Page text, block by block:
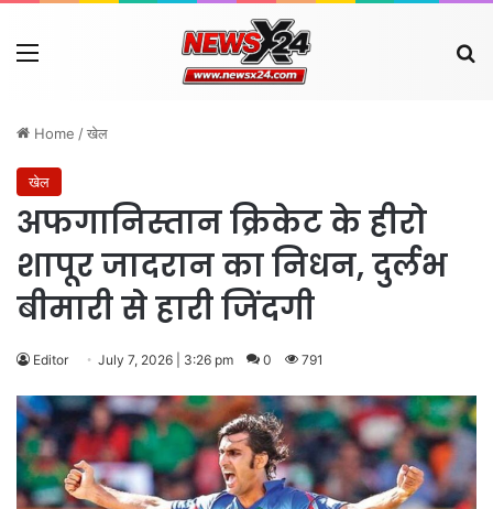
Menu
Home /खेल
खेल
अफगानिस्तान क्रिकेट के हीरो
शापूर जादरान का निधन, दुर्लभ
बीमारी से हारी जिंदगी
Editor July 7, 2026 | 3:26 pm 0 791